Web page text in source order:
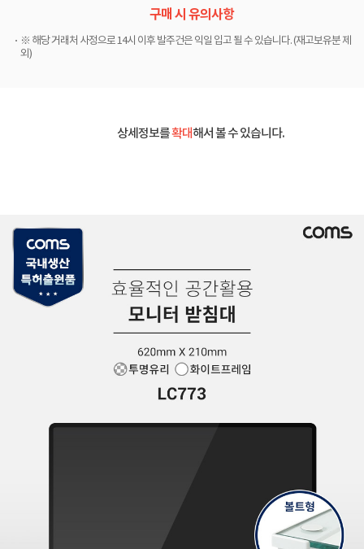
구매 시 유의사항
※ 해당 거래처 사정으로 14시 이후 발주건은 익일 입고 될 수 있습니다. (재고보유분 제
외)
상세정보를확대해서 볼 수 있습니다.